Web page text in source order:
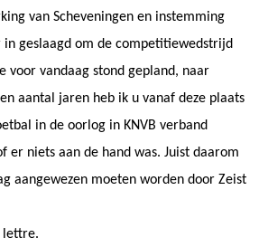
van Scheveningen en instemming
in geslaagd om de competitiewedstrijd
voor vandaag stond gepland, naar
aantal jaren heb ik u vanaf deze plaats
in de oorlog in KNVB verband
er niets aan de hand was. Juist daarom
aangewezen moeten worden door Zeist
lettre.